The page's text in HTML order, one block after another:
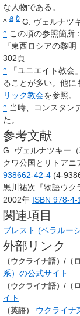
な人物である。
^ a b G. ヴェルナツ
^ この項の参照箇所
『東西ロシアの黎
302頁
^
「ユニエイト教
ることが多い。他に
リック教会を参照。
^ 当時、コンスタン
た。
参考文献
G. ヴェルナツキー
クワ公国とリトアニ
938662-42-4 (4-
黒川祐次『物語ウク
2002年 ISBN 978-
関連項目
ブレスト (ベラルー
外部リンク
（ウクライナ語） / （
系）の公式サイト
（ウクライナ語） / （
イト
（英語）
ウクライナ